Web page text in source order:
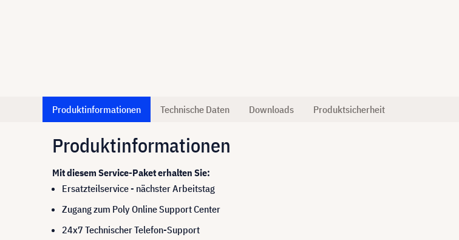
Produktinformationen Technische Daten Downloads Produktsicherheit
Produktinformationen
Mit diesem Service-Paket erhalten Sie:
Ersatzteilservice - nächster Arbeitstag
Zugang zum Poly Online Support Center
24x7 Technischer Telefon-Support